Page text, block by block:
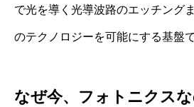
で光を導く光導波路のエッチング
のテクノロジーを可能にする基盤で
なぜ今、フォトニクス